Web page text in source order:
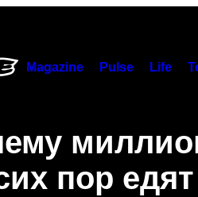
Magazine Pulse Life
пор